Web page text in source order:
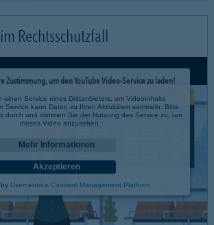
Rechtsschutzfall
Zustimmung, um den YouTube Video-Service zu laden!
einen Service eines Drittanbieters, um Videoinhalte
Service kann Daten zu Ihren Aktivitäten sammeln. Bitte
durch und stimmen Sie der Nutzung des Service zu, um
dieses Video anzusehen.
Mehr Informationen
Akzeptieren
Usercentrics Consent Management Platform